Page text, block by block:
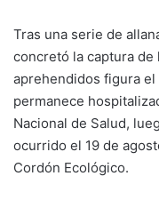
Tras una serie de
concretó la captura
aprehendidos figura el
permanece
Nacional de Salud,
ocurrido el 19 de
Cordón Ecológico.